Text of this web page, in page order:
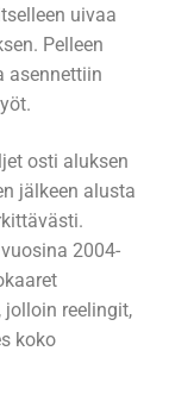
uivaa
Pelleen
asennettiin
osti aluksen
jälkeen alusta
2004-
reelingit,
koko